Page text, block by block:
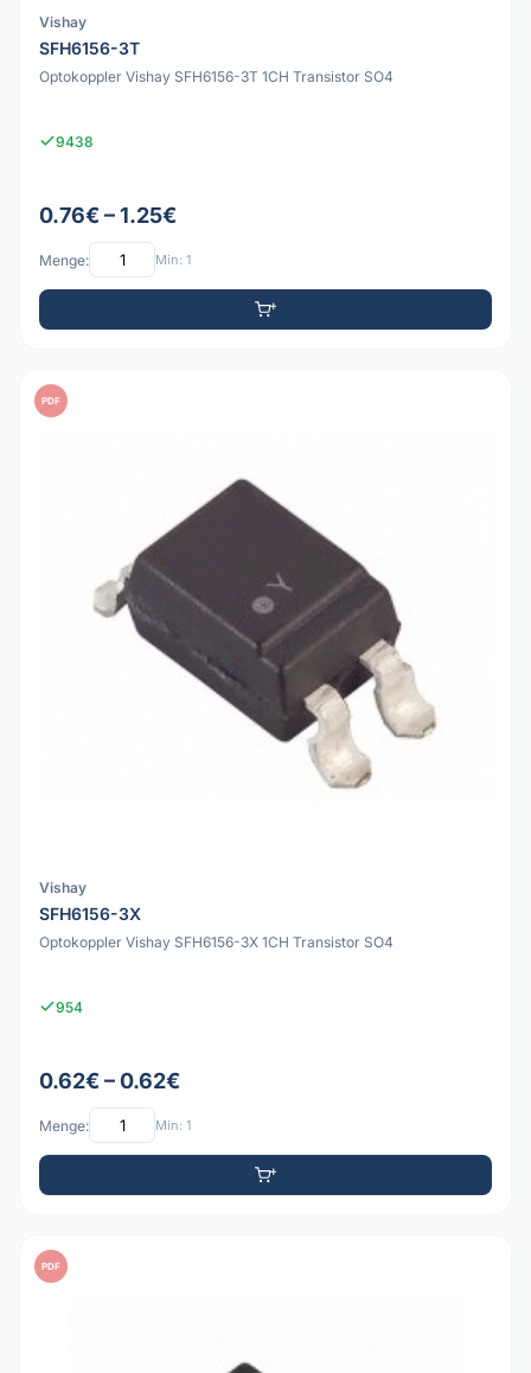
Vishay
SFH6156-3T
Optokoppler Vishay SFH6156-3T 1CH Transistor SO4
9438
0.76€ – 1.25€
Menge: Min: 1
PDF
Vishay
SFH6156-3X
Optokoppler Vishay SFH6156-3X 1CH Transistor SO4
954
0.62€ – 0.62€
Menge: Min: 1
PDF